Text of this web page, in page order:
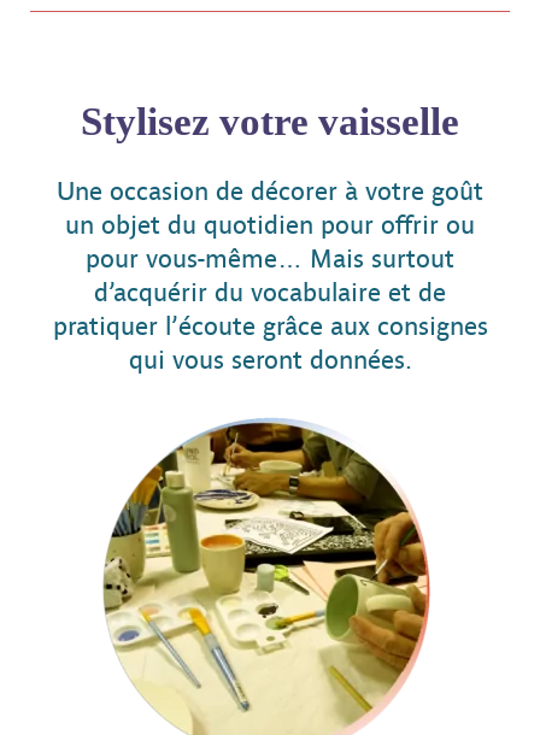
Stylisez votre vaisselle
Une occasion de décorer à votre goût
un objet du quotidien pour offrir ou
pour vous-même… Mais surtout
d’acquérir du vocabulaire et de
pratiquer l’écoute grâce aux consignes
qui vous seront données.